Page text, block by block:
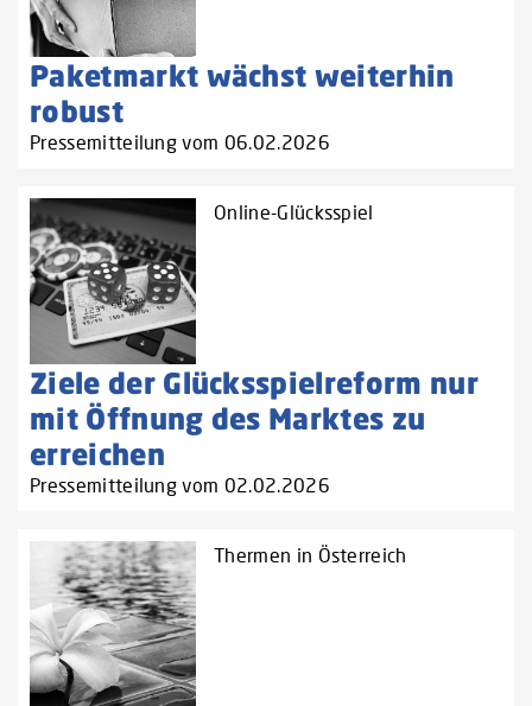
Paketmarkt wächst weiterhin
robust
Pressemitteilung vom 06.02.2026
Online-Glücksspiel
Ziele der Glücksspielreform nur
mit Öffnung des Marktes zu
erreichen
Pressemitteilung vom 02.02.2026
Thermen in Österreich